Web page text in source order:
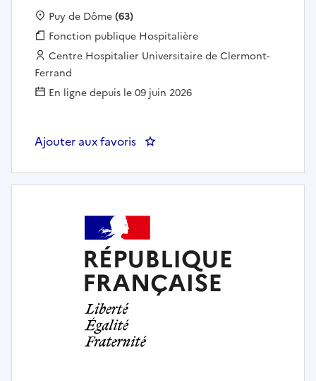
Localisation :
Puy de Dôme(63)
Fonction publique :
Fonction publique Hospitalière
Employeur :
Centre Hospitalier Universitaire de Clermont-
Ferrand
En ligne depuis le 09 juin 2026
Ajouter aux favoris : COORDINATEUR.TRICE DES